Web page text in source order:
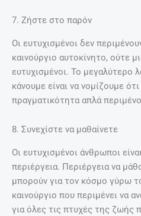
7. Ζήστε στο παρόν
Οι ευτυχισμένοι δεν
καινούργιο αυτοκίνητο, ούτε
ευτυχισμένοι. Το μεγαλύτερο
κάνουμε είναι να νομίζουμε
πραγματικότητα απλά
8. Συνεχίστε να μαθαίνετε
Οι ευτυχισμένοι άνθρωποι
περιέργεια. Περιέργεια να
μπορούν για τον κόσμο γύρω
καινούργιο που περιμένει να
για όλες τις πτυχές της ζωής